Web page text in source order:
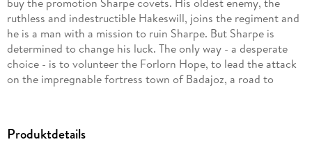
ruthless and indestructible Hakeswill, joins the regiment and
he is a man with a mission to ruin Sharpe. But Sharpe is
determined to change his luck. The only way - a desperate
choice - is to volunteer the Forlorn Hope, to lead the attack
on the impregnable fortress town of Badajoz, a road to
climbed the ranks by sheer brutal courage. He knows no
Produktdetails